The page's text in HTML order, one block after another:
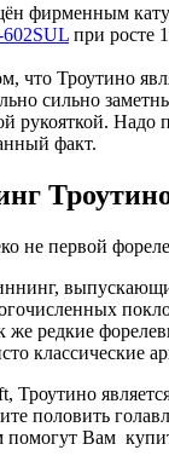
фирменным
при росте
что Троутино
сильно
рукояткой. Надо
факт.
не первой
редкие
половить
помогут Вам